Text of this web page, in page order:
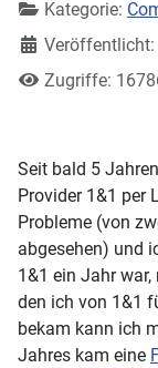
Kategorie:
Zugriffe:
Seit bald 5
Provider 1&1 per
Probleme (von
abgesehen) und
1&1 ein Jahr
den ich von 1&1
bekam kann ich
Jahres kam eine